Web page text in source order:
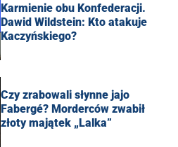
Karmienie obu Konfederacji.
Dawid Wildstein: Kto atakuje
Kaczyńskiego?
Czy zrabowali słynne jajo
Fabergé? Morderców zwabił
złoty majątek „Lalka”